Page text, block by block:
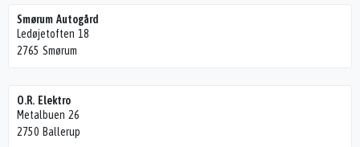
Smørum Autogård
Ledøjetoften 18
2765 Smørum
O.R. Elektro
Metalbuen 26
2750 Ballerup